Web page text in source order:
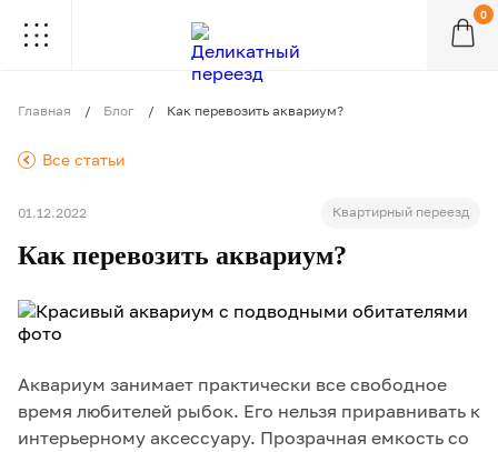
. . .
. . .
0
Главная Блог Как перевозить аквариум?
Все статьи
.
01.12.2022 Квартирный переезд
Как перевозить аквариум?
Аквариум занимает практически все свободное
время любителей рыбок. Его нельзя приравнивать к
интерьерному аксессуару. Прозрачная емкость со